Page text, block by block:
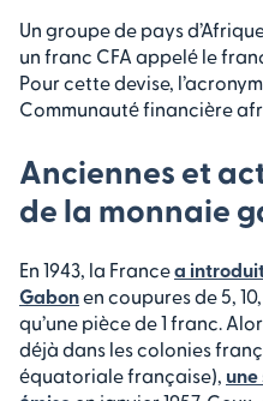
Un groupe de pays
un franc CFA appelé le
Pour cette devise,
Communauté financière
Anciennes et
de la monnaie
En 1943, la Francea
Gabonen coupures de 5,
qu’une pièce de 1 franc.
déjà dans les colonies
équatoriale française),